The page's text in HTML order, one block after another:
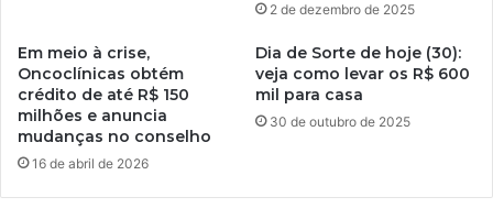
2 de dezembro de 2025
Em meio à crise,
Oncoclínicas obtém
crédito de até R$ 150
milhões e anuncia
mudanças no conselho
16 de abril de 2026
Dia de Sorte de hoje (30):
veja como levar os R$ 600
mil para casa
30 de outubro de 2025